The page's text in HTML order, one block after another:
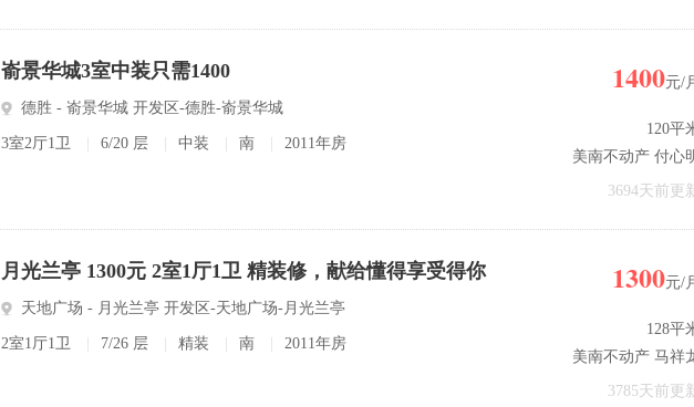
嵛景华城3室中装只需1400
德胜 - 嵛景华城 开发区-德胜-嵛景华城
3室2厅1卫 6/20 层 中装 南 2011年房
1400元/
120平
美南不动产 付心
3694天前更
月光兰亭 1300元 2室1厅1卫 精装修，献给懂得享受得你
天地广场 - 月光兰亭 开发区-天地广场-月光兰亭
2室1厅1卫 7/26 层 精装 南 2011年房
1300元/
128平
美南不动产 马祥
3785天前更